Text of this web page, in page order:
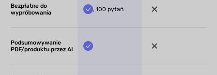
Bezpłatne do
wypróbowania
, 100 pytań
Podsumowywanie
PDF/produktu przez AI